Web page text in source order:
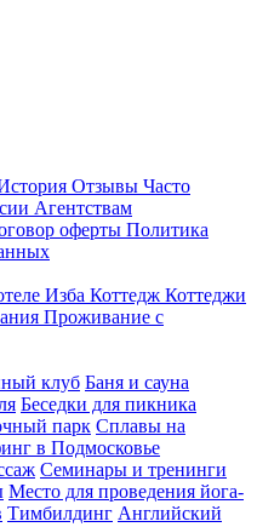
Отзывы Часто
Агентствам
оферты Политика
Изба Коттедж Коттеджи
Проживание с
клуб Баня и сауна
Беседки для пикника
парк Сплавы на
в Подмосковье
Семинары и тренинги
Место для проведения йога-
Тимбилдинг Английский